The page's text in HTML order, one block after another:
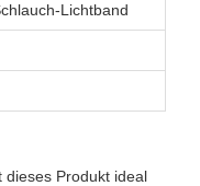
Lichtband
dieses Produkt ideal